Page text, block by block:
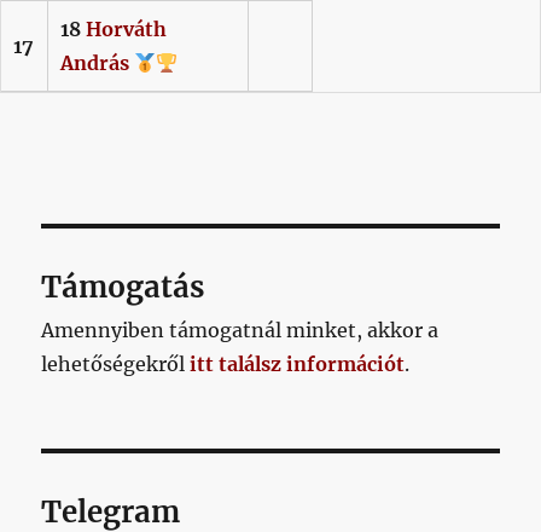
17
18 Horváth
András
Támogatás
Amennyiben támogatnál minket, akkor a
lehetőségekrőlitt találsz információt.
Telegram